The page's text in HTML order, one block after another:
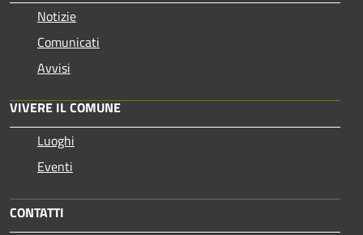
Notizie
Comunicati
Avvisi
VIVERE IL COMUNE
Luoghi
Eventi
CONTATTI